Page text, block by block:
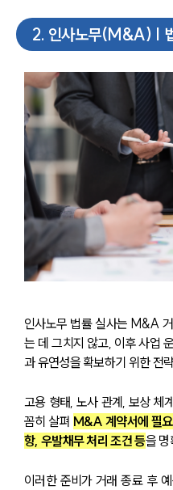
2. 인사노무(M&A) |
인사노무 법률 실사는 M&A
는 데 그치지 않고, 이후 사업
과 유연성을 확보하기 위한 전
고용 형태, 노사 관계, 보상 체
꼼히 살펴 M&A 계약서에 필
항, 우발채무 처리 조건 등을 명
이러한 준비가 거래 종료 후